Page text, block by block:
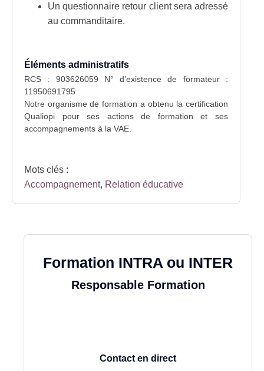
Un questionnaire retour client sera adressé
au commanditaire.
Éléments administratifs
RCS : 903626059 N° d’existence de formateur :
11950691795
Notre organisme de formation a obtenu la certification
Qualiopi pour ses actions de formation et ses
accompagnements à la VAE.
Mots clés :
Accompagnement, Relation éducative
Formation INTRA ou INTER
Responsable Formation
Contact en direct